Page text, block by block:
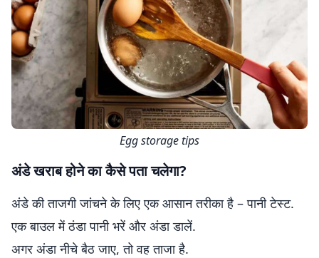
Egg storage tips
अंडे खराब होने का कैसे पता चलेगा?
अंडे की ताजगी जांचने के लिए एक आसान तरीका है – पानी टेस्ट.
एक बाउल में ठंडा पानी भरें और अंडा डालें.
अगर अंडा नीचे बैठ जाए, तो वह ताजा है.